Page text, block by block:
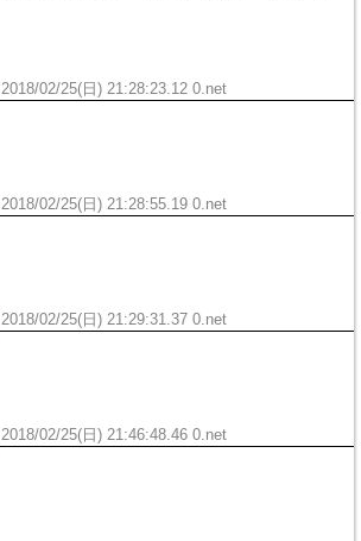
2018/02/25(日) 21:28:23.12 0.net
2018/02/25(日) 21:28:55.19 0.net
2018/02/25(日) 21:29:31.37 0.net
2018/02/25(日) 21:46:48.46 0.net